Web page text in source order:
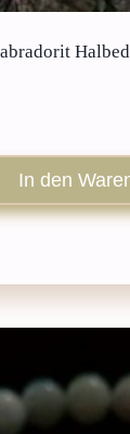
In den